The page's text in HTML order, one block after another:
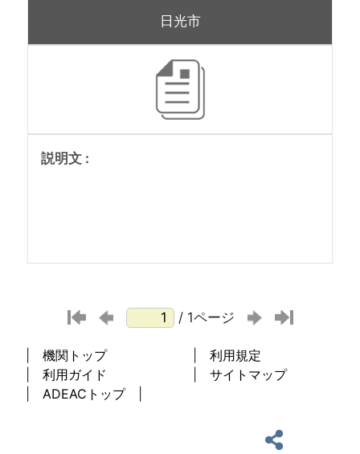
日光市
/ 1ページ
機関トップ
利用規定
利用ガイド
サイトマップ
ADEACトップ